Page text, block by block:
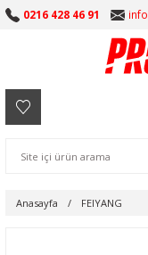
0216 428 46 91 info
Anasayfa FEIYANG